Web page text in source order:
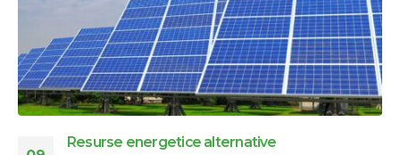
Resurse energetice alternative